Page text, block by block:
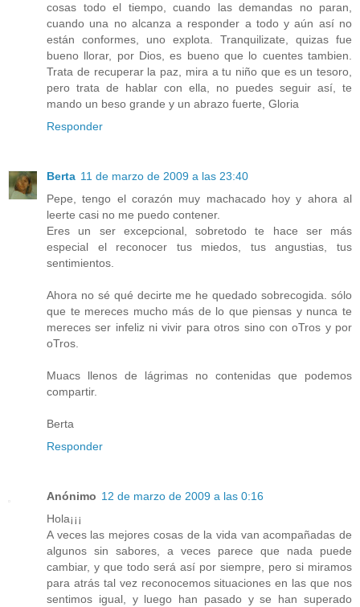
cosas todo el tiempo, cuando las demandas no paran,
cuando una no alcanza a responder a todo y aún así no
están conformes, uno explota. Tranquilizate, quizas fue
bueno llorar, por Dios, es bueno que lo cuentes tambien.
Trata de recuperar la paz, mira a tu niño que es un tesoro,
pero trata de hablar con ella, no puedes seguir así, te
mando un beso grande y un abrazo fuerte, Gloria
Responder
Berta 11 de marzo de 2009 a las 23:40
Pepe, tengo el corazón muy machacado hoy y ahora al
leerte casi no me puedo contener.
Eres un ser excepcional, sobretodo te hace ser más
especial el reconocer tus miedos, tus angustias, tus
sentimientos.
Ahora no sé qué decirte me he quedado sobrecogida. sólo
que te mereces mucho más de lo que piensas y nunca te
mereces ser infeliz ni vivir para otros sino con oTros y por
oTros.
Muacs llenos de lágrimas no contenidas que podemos
compartir.
Berta
Responder
Anónimo 12 de marzo de 2009 a las 0:16
Hola¡¡¡
A veces las mejores cosas de la vida van acompañadas de
algunos sin sabores, a veces parece que nada puede
cambiar, y que todo será así por siempre, pero si miramos
para atrás tal vez reconocemos situaciones en las que nos
sentimos igual, y luego han pasado y se han superado